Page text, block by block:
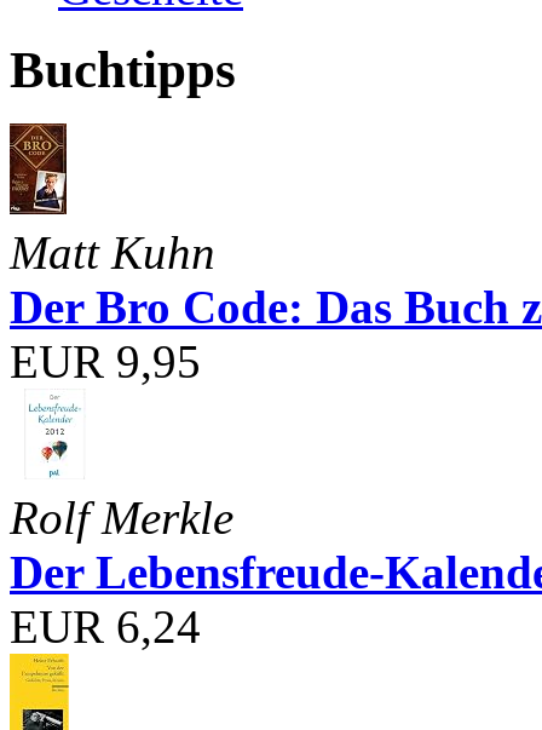
Buchtipps
Matt Kuhn
Der Bro Code: Das Buch
EUR 9,95
Rolf Merkle
Der Lebensfreude-
EUR 6,24